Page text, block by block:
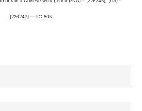
[226247] — ID: 505